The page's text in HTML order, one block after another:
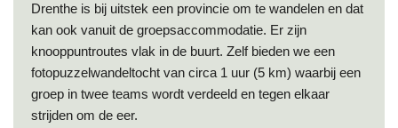
Drenthe is bij uitstek een provincie om te wandelen en dat
kan ook vanuit de groepsaccommodatie. Er zijn
knooppuntroutes vlak in de buurt. Zelf bieden we een
fotopuzzelwandeltocht van circa 1 uur (5 km) waarbij een
groep in twee teams wordt verdeeld en tegen elkaar
strijden om de eer.